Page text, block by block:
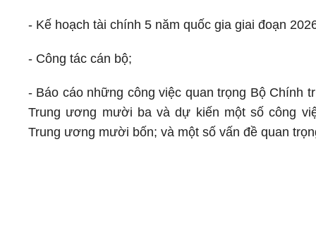
- Kế hoạch tài chính 5 năm quốc gia giai đoạn
- Công tác cán bộ;
- Báo cáo những công việc quan trọng Bộ Chính
Trung ương mười ba và dự kiến một số công
Trung ương mười bốn; và một số vấn đề quan